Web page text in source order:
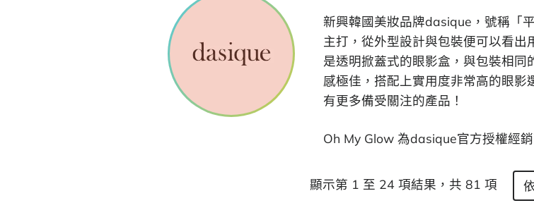
新興韓國美妝品牌dasique，號稱「
主打，從外型設計與包裝便可以看
是透明掀蓋式的眼影盒，與包裝相
感極佳，搭配上實用度非常高的眼
有更多備受關注的產品！
Oh My Glow 為dasique官方授權經銷
顯示第 1 至 24 項結果，共 81 項